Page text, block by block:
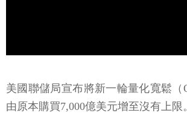
美國聯儲局宣布將新一輪量化寬鬆（
由原本購買7,000億美元增至沒有上限。